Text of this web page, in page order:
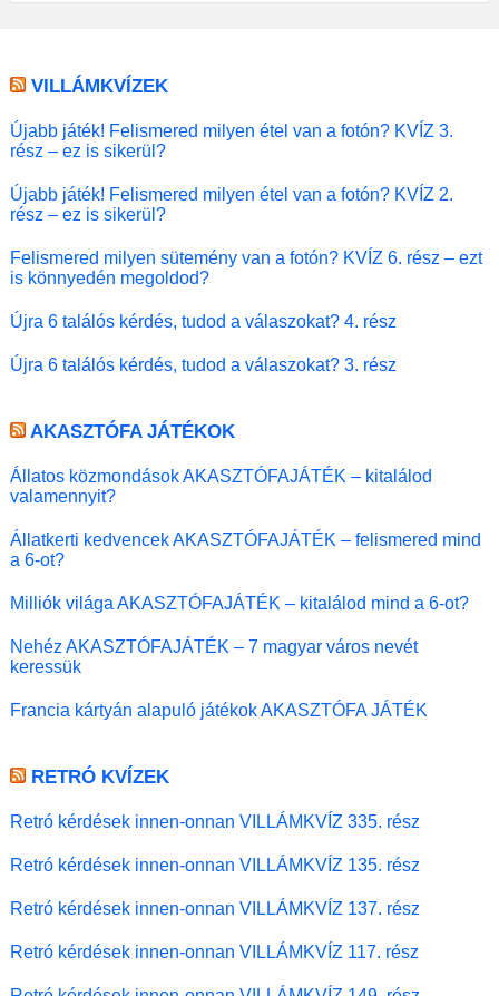
VILLÁMKVÍZEK
Újabb játék! Felismered milyen étel van a fotón? KVÍZ 3.
rész – ez is sikerül?
Újabb játék! Felismered milyen étel van a fotón? KVÍZ 2.
rész – ez is sikerül?
Felismered milyen sütemény van a fotón? KVÍZ 6. rész – ezt
is könnyedén megoldod?
Újra 6 találós kérdés, tudod a válaszokat? 4. rész
Újra 6 találós kérdés, tudod a válaszokat? 3. rész
AKASZTÓFA JÁTÉKOK
Állatos közmondások AKASZTÓFAJÁTÉK – kitalálod
valamennyit?
Állatkerti kedvencek AKASZTÓFAJÁTÉK – felismered mind
a 6-ot?
Milliók világa AKASZTÓFAJÁTÉK – kitalálod mind a 6-ot?
Nehéz AKASZTÓFAJÁTÉK – 7 magyar város nevét
keressük
Francia kártyán alapuló játékok AKASZTÓFA JÁTÉK
RETRÓ KVÍZEK
Retró kérdések innen-onnan VILLÁMKVÍZ 335. rész
Retró kérdések innen-onnan VILLÁMKVÍZ 135. rész
Retró kérdések innen-onnan VILLÁMKVÍZ 137. rész
Retró kérdések innen-onnan VILLÁMKVÍZ 117. rész